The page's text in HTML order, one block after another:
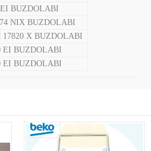
BUZDOLABI
NIX BUZDOLABI
17820 X BUZDOLABI
EI BUZDOLABI
EI BUZDOLABI